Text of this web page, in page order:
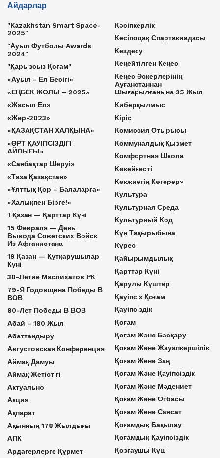
Айдарлар
"Kazakhstan Smart Space-
2025"
"Ауыл Футболы Awards
2024"
"Қарызсыз Қоғам"
«Ауыл – Ел Бесігі»
«ЕҢБЕК ЖОЛЫ – 2025»
«Жасыл Ел»
«Жер-2023»
«ҚАЗАҚСТАН ХАЛҚЫНА»
«ӨРТ ҚАУІПСІЗДІГІ
АЙЛЫҒЫ»
«Саябақтар Шеруі»
«Таза Қазақстан»
«Ұлттық Қор – Балаларға»
«Халықпен Бірге!»
1 Қазан — Қарттар Күні
15 Февраля — День
Вывода Советских Войск
Из Афганистана
19 Қазан — Құтқарушылар
Күні
30-Летие Маслихатов РК
79-Я Годовщина Победы В
ВОВ
80-Лет Победы В ВОВ
Абай – 180 Жыл
Абаттандыру
Августовская Конференция
Аймақ Дамуы
Аймақ Жетістігі
Актуально
Акция
Ақпарат
Ақынның 178 Жылдығы
АПК
Ардагерлерге Құрмет
Кәсіпкерлік
Кәсіподақ Спартакиадасы
Кездесу
Кеңейтілген Кеңес
Кеңес Әскерлерінің
Ауғанстаннан
Шығарылғанына 35 Жыл
Киберқылмыс
Кіріс
Комиссия Отырысы
Коммуналдық Қызмет
Комфортная Школа
Көкейкесті
Көкжиегің Көгерер»
Культура
Культурная Среда
Культурный Код
Күн Тақырыбына
Күрес
Қайырымдылық
Қарттар Күні
Қарулы Күштер
Қауіпсіз Қоғам
Қауіпсіздік
Қоғам
Қоғам Және Басқару
Қоғам Және Жауапкершілік
Қоғам Және Заң
Қоғам Және Қауіпсіздік
Қоғам Және Мәдениет
Қоғам Және Отбасы
Қоғам Және Саясат
Қоғамдық Бақылау
Қоғамдық Қауіпсіздік
Қозғаушы Күш